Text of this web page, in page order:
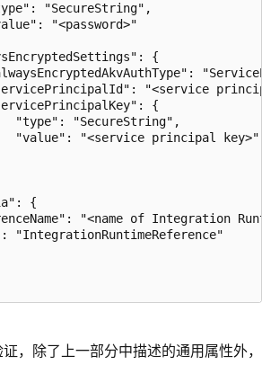
"SecureString",
"<password>"
{
"<service
{
"type": "SecureString",
"value": "<service principal key>"
{
"<name of Integration
"IntegrationRuntimeReference"
，除了上一部分中描述的通用属性外，